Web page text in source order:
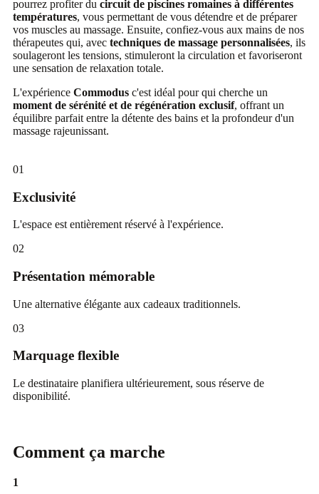
pourrez profiter du circuit de piscines romaines à différentes
températures, vous permettant de vous détendre et de préparer
vos muscles au massage. Ensuite, confiez-vous aux mains de nos
thérapeutes qui, avec techniques de massage personnalisées, ils
soulageront les tensions, stimuleront la circulation et favoriseront
une sensation de relaxation totale.
L'expérience Commodus c'est idéal pour qui cherche un
moment de sérénité et de régénération exclusif, offrant un
équilibre parfait entre la détente des bains et la profondeur d'un
massage rajeunissant.
01
Exclusivité
L'espace est entièrement réservé à l'expérience.
02
Présentation mémorable
Une alternative élégante aux cadeaux traditionnels.
03
Marquage flexible
Le destinataire planifiera ultérieurement, sous réserve de
disponibilité.
Comment ça marche
1